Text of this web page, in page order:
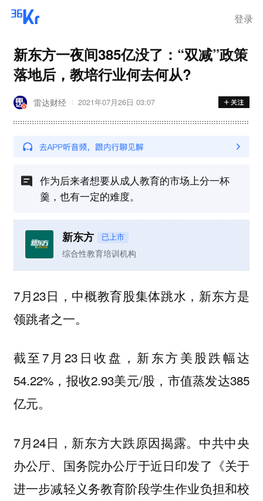
登录
新东方一夜间385亿没了：“双减”政策
落地后，教培行业何去何从?
雷达财经 2021年07月26日 03:07
作为后来者想要从成人教育的市场上分一杯
羹，也有一定的难度。
新东方 已上市
综合性教育培训机构
7月23日，中概教育股集体跳水，新东方是
领跳者之一。
截至7月23日收盘，新东方美股跌幅达
54.22%，报收2.93美元/股，市值蒸发达385
亿元。
7月24日，新东方大跌原因揭露。中共中央
办公厅、国务院办公厅于近日印发了《关于
进一步减轻义务教育阶段学生作业负担和校